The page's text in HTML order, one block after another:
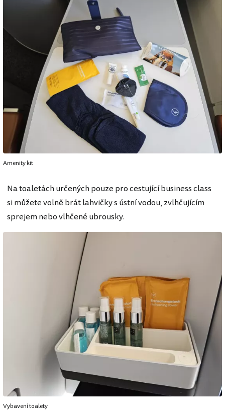
Amenity kit
Na toaletách určených pouze pro cestující business class
si můžete volně brát lahvičky s ústní vodou, zvlhčujícím
sprejem nebo vlhčené ubrousky.
Vybavení toalety